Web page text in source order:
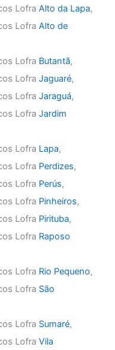
LofraAlto da Lapa,
LofraAlto de
Lofra Butantã,
LofraJaguaré,
LofraJaraguá,
LofraJardim
Lofra Lapa,
Lofra Perdizes,
Lofra Perús,
Lofra Pinheiros,
Lofra Pirituba,
Lofra Raposo
Lofra Rio Pequeno,
Lofra São
Lofra Sumaré,
LofraVila